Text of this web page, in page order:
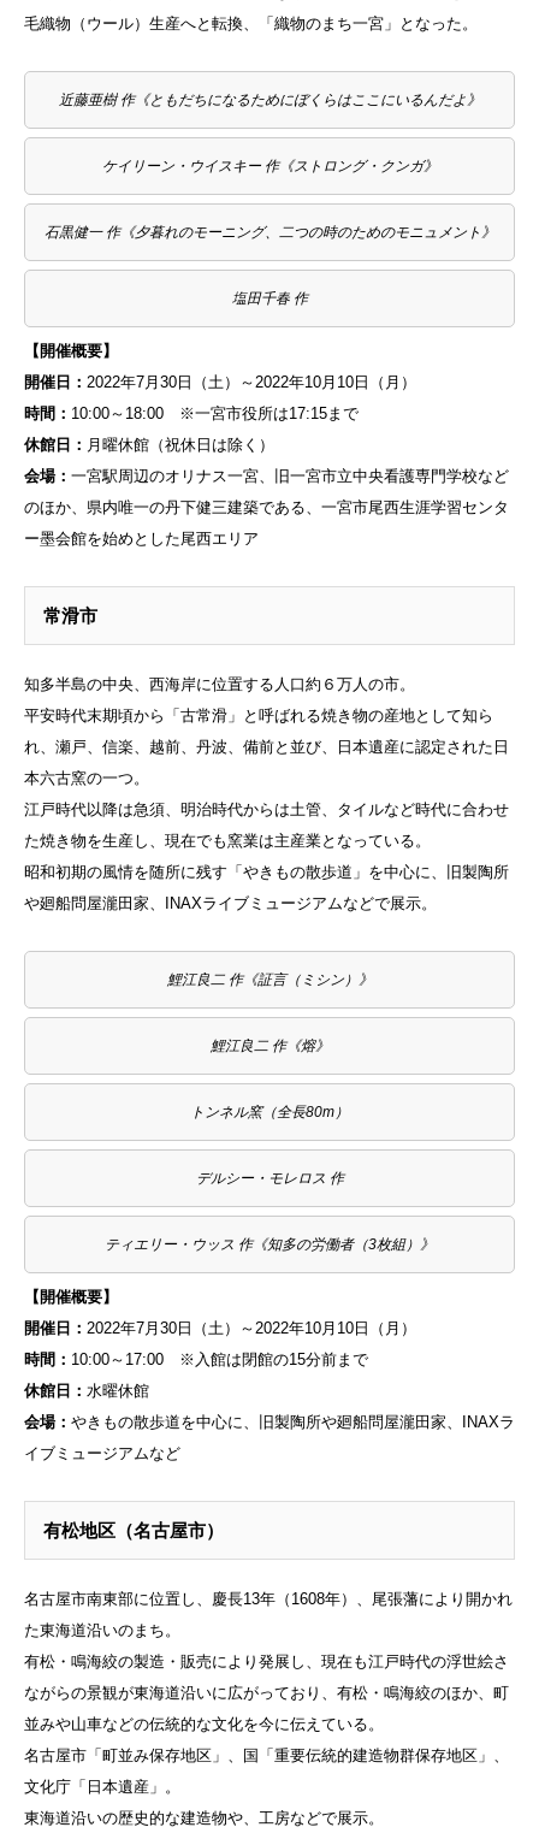
毛織物（ウール）生産へと転換、「織物のまち一宮」となった 。
近藤亜樹 作《ともだちになるためにぼくらはここにいるんだよ》
ケイリーン・ウイスキー 作《ストロング・クンガ》
石黒健一 作《夕暮れのモーニング、二つの時のためのモニュメント》
塩田千春 作
【開催概要】
開催日： 2022年7月30日（土）～2022年10月10日（月）
時間： 10:00～18:00 ※一宮市役所は17:15まで
休館日： 月曜休館（祝休日は除く）
会場： 一宮駅周辺のオリナス一宮、旧一宮市立中央看護専門学校など
のほか、県内唯一の丹下健三建築である、一宮市尾西生涯学習センタ
ー墨会館を始めとした尾西エリア
常滑市
知多半島の中央、西海岸に位置する人口約６万人の市。
平安時代末期頃から「古常滑」と呼ばれる焼き物の産地として知ら
れ、瀬戸、信楽、越前、丹波、備前と並び、日本遺産に認定された日
本六古窯の一つ 。
江戸時代以降は急須、明治時代からは土管、タイルなど時代に合わせ
た焼き物を生産し、現在でも窯業は主産業となっている 。
昭和初期の風情を随所に残す「やきもの散歩道」を中心に、旧製陶所
や廻船問屋瀧田家、INAXライブミュージアムなどで展示。
鯉江良二 作《証言（ミシン）》
鯉江良二 作《熔》
トンネル窯（全長80m）
デルシー・モレロス 作
ティエリー・ウッス 作《知多の労働者（3枚組）》
【開催概要】
開催日： 2022年7月30日（土）～2022年10月10日（月）
時間： 10:00～17:00 ※入館は閉館の15分前まで
休館日： 水曜休館
会場： やきもの散歩道を中心に、旧製陶所や廻船問屋瀧田家、INAXラ
イブミュージアムなど
有松地区（名古屋市）
名古屋市南東部に位置し、慶長13年（1608年）、尾張藩により開かれ
た東海道沿いのまち。
有松・鳴海絞の製造・販売により発展し、現在も江戸時代の浮世絵さ
ながらの景観が東海道沿いに広がっており、有松・鳴海絞のほか、町
並みや山車などの伝統的な文化を今に伝えている。
名古屋市「町並み保存地区」、国「重要伝統的建造物群保存地区」、
文化庁「日本遺産」 。
東海道沿いの歴史的な建造物や、工房などで展示。